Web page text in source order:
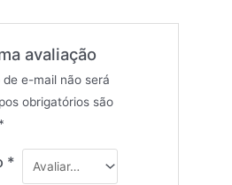
avaliação
e-mail não será
obrigatórios são
*
*